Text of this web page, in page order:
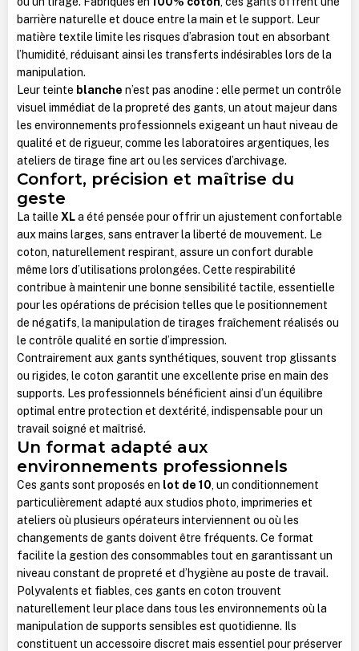
barrière naturelle et douce entre la main et le support. Leur
matière textile limite les risques d’abrasion tout en absorbant
l’humidité, réduisant ainsi les transferts indésirables lors de la
manipulation.
Leur teinte blanche n’est pas anodine : elle permet un contrôle
visuel immédiat de la propreté des gants, un atout majeur dans
les environnements professionnels exigeant un haut niveau de
qualité et de rigueur, comme les laboratoires argentiques, les
ateliers de tirage fine art ou les services d’archivage.
Confort, précision et maîtrise du
geste
La taille XLa été pensée pour offrir un ajustement confortable
aux mains larges, sans entraver la liberté de mouvement. Le
coton, naturellement respirant, assure un confort durable
même lors d’utilisations prolongées. Cette respirabilité
contribue à maintenir une bonne sensibilité tactile, essentielle
pour les opérations de précision telles que le positionnement
de négatifs, la manipulation de tirages fraîchement réalisés ou
le contrôle qualité en sortie d’impression.
Contrairement aux gants synthétiques, souvent trop glissants
ou rigides, le coton garantit une excellente prise en main des
supports. Les professionnels bénéficient ainsi d’un équilibre
optimal entre protection et dextérité, indispensable pour un
travail soigné et maîtrisé.
Un format adapté aux
environnements professionnels
Ces gants sont proposés en lot de 10, un conditionnement
particulièrement adapté aux studios photo, imprimeries et
ateliers où plusieurs opérateurs interviennent ou où les
changements de gants doivent être fréquents. Ce format
facilite la gestion des consommables tout en garantissant un
niveau constant de propreté et d’hygiène au poste de travail.
Polyvalents et fiables, ces gants en coton trouvent
naturellement leur place dans tous les environnements où la
manipulation de supports sensibles est quotidienne. Ils
constituent un accessoire discret mais essentiel pour préserver